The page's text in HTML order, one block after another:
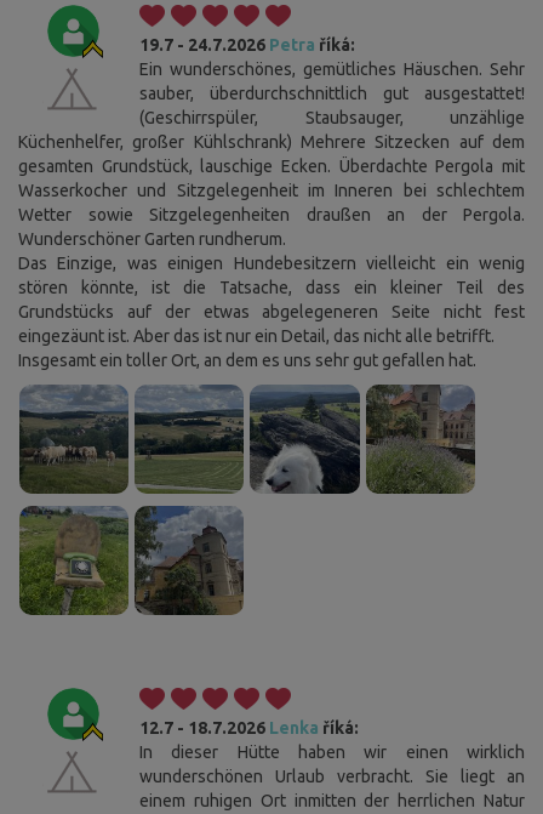
19.7 - 24.7.2026 Petra říká:
Ein wunderschönes, gemütliches Häuschen. Sehr
sauber, überdurchschnittlich gut ausgestattet!
(Geschirrspüler, Staubsauger, unzählige
Küchenhelfer, großer Kühlschrank) Mehrere Sitzecken auf dem
gesamten Grundstück, lauschige Ecken. Überdachte Pergola mit
Wasserkocher und Sitzgelegenheit im Inneren bei schlechtem
Wetter sowie Sitzgelegenheiten draußen an der Pergola.
Wunderschöner Garten rundherum.
Das Einzige, was einigen Hundebesitzern vielleicht ein wenig
stören könnte, ist die Tatsache, dass ein kleiner Teil des
Grundstücks auf der etwas abgelegeneren Seite nicht fest
eingezäunt ist. Aber das ist nur ein Detail, das nicht alle betrifft.
Insgesamt ein toller Ort, an dem es uns sehr gut gefallen hat.
12.7 - 18.7.2026 Lenka říká:
In dieser Hütte haben wir einen wirklich
wunderschönen Urlaub verbracht. Sie liegt an
einem ruhigen Ort inmitten der herrlichen Natur